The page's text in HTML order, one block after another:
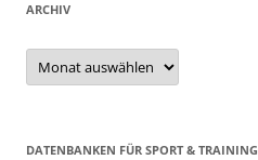
ARCHIV
Archiv
DATENBANKEN FÜR SPORT & TRAINING